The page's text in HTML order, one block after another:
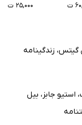
ت
مسلح
۲۵,۰۰۰ ت
گیتس، زندگینامه
، استیو جابز ، بیل